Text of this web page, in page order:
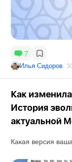
7
Илья Сидоров
Как
История
актуальной
Какая версия